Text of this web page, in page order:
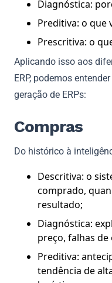
Diagnóstica:
Preditiva: o que
Prescritiva: o
Aplicando isso aos
ERP, podemos
geração de ERPs:
Compras
Do histórico à
Descritiva: o
comprado,
resultado;
Diagnóstica:
preço, falhas de
Preditiva:
tendência de